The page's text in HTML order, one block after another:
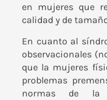
en mujeres que
calidad y de
En cuanto al
observacionales
que la mujeres
problemas
normas de la